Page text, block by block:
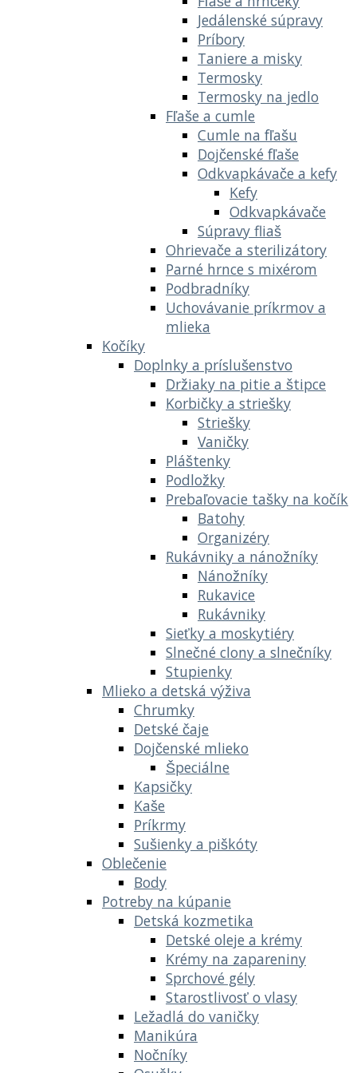
Jedálenské súpravy
Príbory
Taniere a misky
Termosky
Termosky na jedlo
Fľaše a cumle
Cumle na fľašu
Dojčenské fľaše
Odkvapkávače a kefy
Kefy
Odkvapkávače
Súpravy fliaš
Ohrievače a sterilizátory
Parné hrnce s mixérom
Podbradníky
Uchovávanie príkrmov a
mlieka
Kočíky
Doplnky a príslušenstvo
Držiaky na pitie a štipce
Korbičky a striešky
Striešky
Vaničky
Pláštenky
Podložky
Prebaľovacie tašky na kočík
Batohy
Organizéry
Rukávniky a nánožníky
Nánožníky
Rukavice
Rukávniky
Sieťky a moskytiéry
Slnečné clony a slnečníky
Stupienky
Mlieko a detská výživa
Chrumky
Detské čaje
Dojčenské mlieko
Špeciálne
Kapsičky
Kaše
Príkrmy
Sušienky a piškóty
Oblečenie
Body
Potreby na kúpanie
Detská kozmetika
Detské oleje a krémy
Krémy na zapareniny
Sprchové gély
Starostlivosť o vlasy
Ležadlá do vaničky
Manikúra
Nočníky